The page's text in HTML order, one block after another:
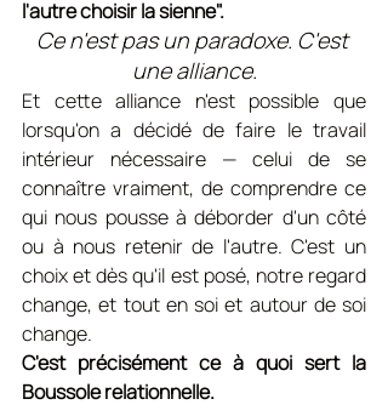
l'autre choisir la sienne".
Ce n'est pas un paradoxe. C'est
une alliance.
Et cette alliance n'est possible que
lorsqu'on a décidé de faire le travail
intérieur nécessaire — celui de se
connaître vraiment, de comprendre ce
qui nous pousse à déborder d'un côté
ou à nous retenir de l'autre. C'est un
choix et dès qu'il est posé, notre regard
change, et tout en soi et autour de soi
change.
C'est précisément ce à quoi sert la
Boussole relationnelle.